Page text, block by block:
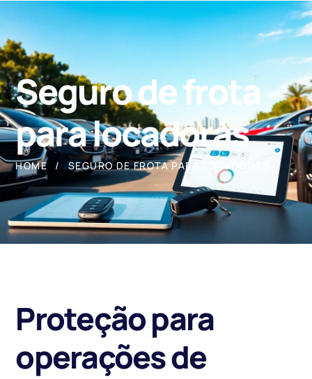
Seguro de frota
para locadoras
HOME SEGURO DE FROTA PARA LOCADORAS
Proteção para
operações de